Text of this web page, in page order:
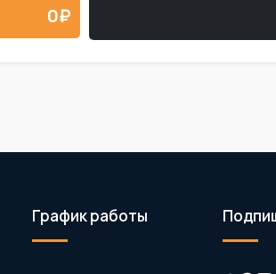
0₽
График работы